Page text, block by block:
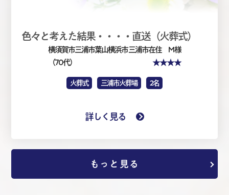
色々と考えた結果・・・・直送（火葬式）
横須賀市三浦市葉山横浜市三浦市在住 M 様
（70代）
★★★★
火葬式 三浦市火葬場 2名
詳しく見る
もっと見る